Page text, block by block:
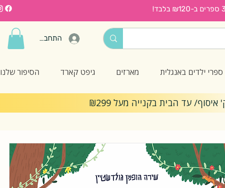
התחברות
ספרי ילדים באנגלית מארזים גיפט קארד הסיפור שלנו